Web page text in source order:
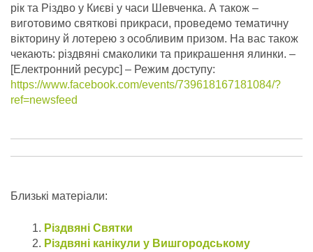
рік та Різдво у Києві у часи Шевченка. А також –
виготовимо святкові прикраси, проведемо тематичну
вікторину й лотерею з особливим призом. На вас також
чекають: різдвяні смаколики та прикрашення ялинки. –
[Електронний ресурс] – Режим доступу:
https://www.facebook.com/events/739618167181084/?
ref=newsfeed
Близькі матеріали:
Різдвяні Святки
Різдвяні канікули у Вишгородському